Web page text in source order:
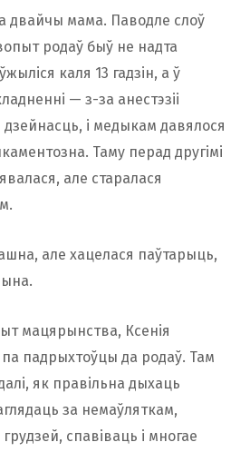
двайчы мама. Паводле слоў
родаў быў не надта
каля 13 гадзін, а ў
— з-за анестэзіі
і медыкам давялося
Таму перад другімі
але старалася
але хацелася паўтарыць,
мацярынства, Ксенія
па падрыхтоўцы да родаў. Там
як правільна дыхаць
за немаўляткам,
спавіваць і многае